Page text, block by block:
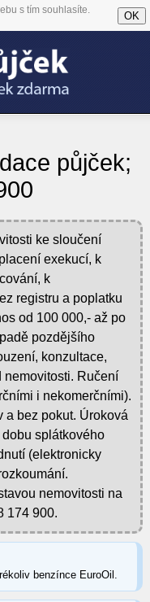
s tím souhlasíte.
OK
půjček;
ke sloučení
exekucí, k
k
registru a poplatku
od 100 000,- až po
pozdějšího
konzultace,
nemovitosti. Ručení
i nekomerčními).
a bez pokut. Úroková
splátkového
(elektronicky
nemovitosti na
174 900.
benzínce EuroOil.